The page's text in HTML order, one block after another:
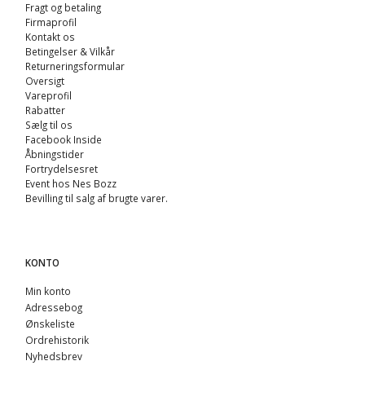
Fragt og betaling
Firmaprofil
Kontakt os
Betingelser & Vilkår
Returneringsformular
Oversigt
Vareprofil
Rabatter
Sælg til os
Facebook Inside
Åbningstider
Fortrydelsesret
Event hos Nes Bozz
Bevilling til salg af brugte varer.
KONTO
Min konto
Adressebog
Ønskeliste
Ordrehistorik
Nyhedsbrev